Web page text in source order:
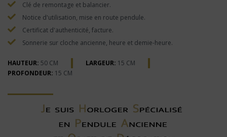
Clé de remontage et balancier.
Notice d'utilisation, mise en route pendule.
Certificat d'authenticité, facture.
Sonnerie sur cloche ancienne, heure et demie-heure.
HAUTEUR: 50 CM LARGEUR: 15 CM
PROFONDEUR: 15 CM